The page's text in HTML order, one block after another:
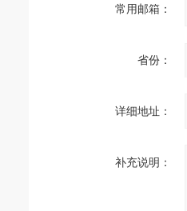
常用邮箱：
省份：
详细地址：
补充说明：